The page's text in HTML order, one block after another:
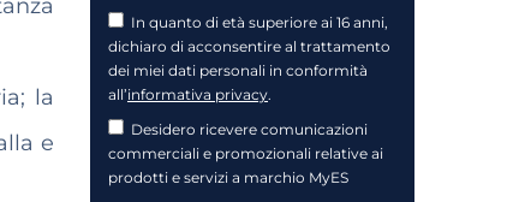
la
e
In quanto di età superiore ai 16 anni,
dichiaro di acconsentire al trattamento
dei miei dati personali in conformità
all’informativa privacy.
Desidero ricevere comunicazioni
commerciali e promozionali relative ai
prodotti e servizi a marchio MyES